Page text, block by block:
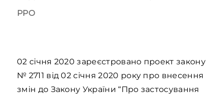
РРО
02 січня 2020 зареєстровано проект закону
№ 2711 від 02 січня 2020 року про внесення
змін до Закону України “Про застосування